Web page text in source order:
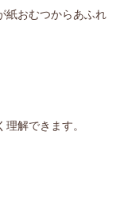
紙おむつからあふれ
解できます。